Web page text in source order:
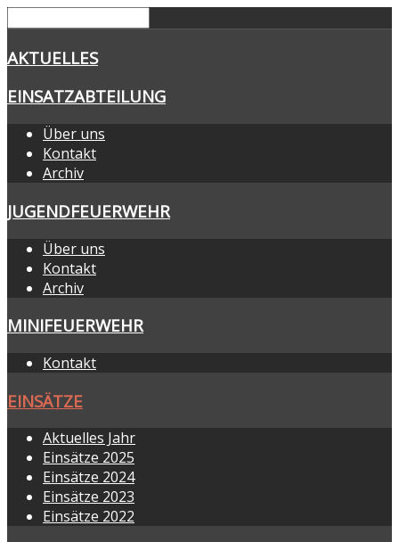
AKTUELLES
EINSATZABTEILUNG
Über uns
Kontakt
Archiv
JUGENDFEUERWEHR
Über uns
Kontakt
Archiv
MINIFEUERWEHR
Kontakt
EINSÄTZE
Aktuelles Jahr
Einsätze 2025
Einsätze 2024
Einsätze 2023
Einsätze 2022